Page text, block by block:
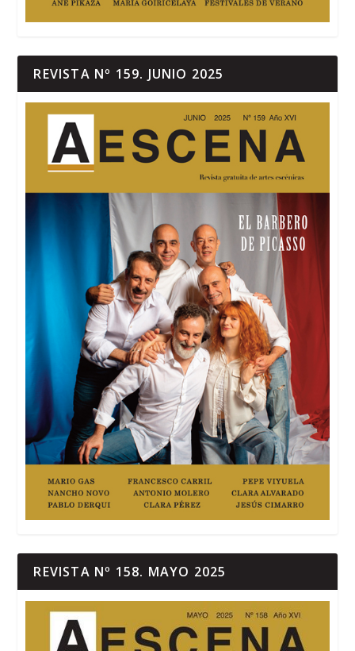
REVISTA Nº 159. JUNIO 2025
REVISTA Nº 158. MAYO 2025